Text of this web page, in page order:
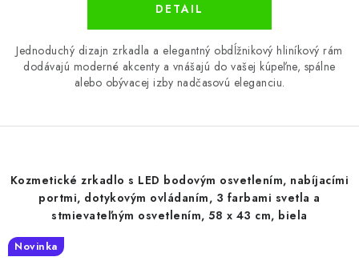
DETAIL
Jednoduchý dizajn zrkadla a elegantný obdĺžnikový hliníkový rám
dodávajú moderné akcenty a vnášajú do vašej kúpeľne, spálne
alebo obývacej izby nadčasovú eleganciu.
Kozmetické zrkadlo s LED bodovým osvetlením, nabíjacími
portmi, dotykovým ovládaním, 3 farbami svetla a
stmievateľným osvetlením, 58 x 43 cm, biela
Novinka